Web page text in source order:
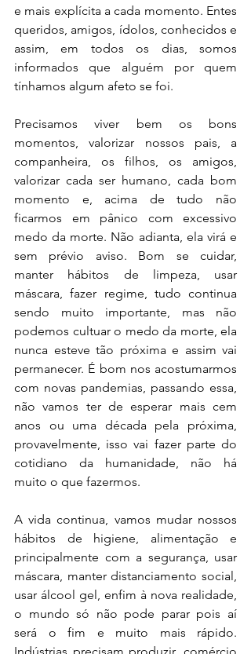
e mais explícita a cada momento. Entes
queridos, amigos, ídolos, conhecidos e
assim, em todos os dias, somos
informados que alguém por quem
tínhamos algum afeto se foi.
Precisamos viver bem os bons
momentos, valorizar nossos pais, a
companheira, os filhos, os amigos,
valorizar cada ser humano, cada bom
momento e, acima de tudo não
ficarmos em pânico com excessivo
medo da morte. Não adianta, ela virá e
sem prévio aviso. Bom se cuidar,
manter hábitos de limpeza, usar
máscara, fazer regime, tudo continua
sendo muito importante, mas não
podemos cultuar o medo da morte, ela
nunca esteve tão próxima e assim vai
permanecer. É bom nos acostumarmos
com novas pandemias, passando essa,
não vamos ter de esperar mais cem
anos ou uma década pela próxima,
provavelmente, isso vai fazer parte do
cotidiano da humanidade, não há
muito o que fazermos.
A vida continua, vamos mudar nossos
hábitos de higiene, alimentação e
principalmente com a segurança, usar
máscara, manter distanciamento social,
usar álcool gel, enfim à nova realidade,
o mundo só não pode parar pois aí
será o fim e muito mais rápido.